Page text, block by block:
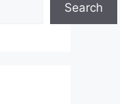
Search